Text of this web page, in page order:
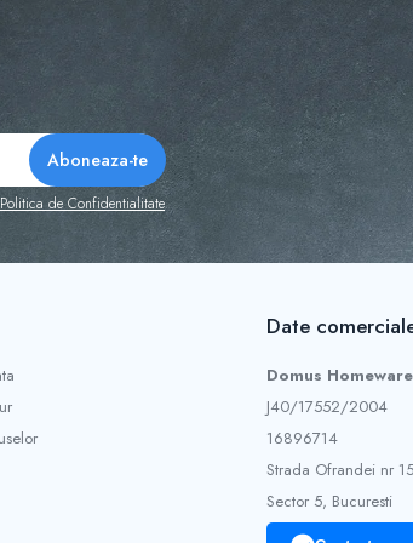
cardul sau ramburs la curier. Livrare în 1-3
Politica de Confidentialitate
Date
Domus
J40/17552/2004
16896714
Strada Ofrandei nr 15
Sector 5, Bucuresti